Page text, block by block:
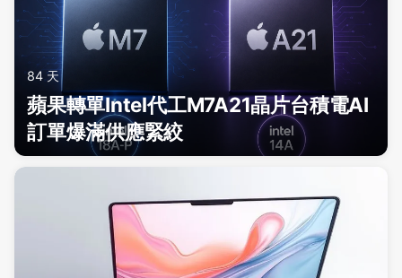
84 天
蘋果轉單Intel代工M7A21晶片台積電AI
訂單爆滿供應緊絞